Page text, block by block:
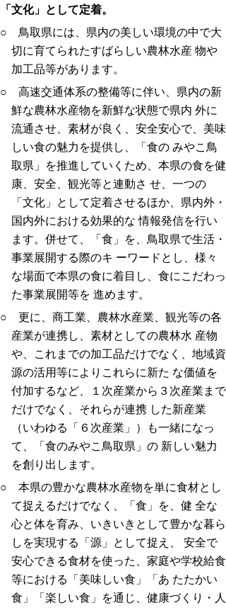
「文化」として定着。
○ 鳥取県には、県内の美しい環境の中で大
切に育てられたすばらしい農林水産 物や
加工品等があります。
○ 高速交通体系の整備等に伴い、県内の新
鮮な農林水産物を新鮮な状態で県内 外に
流通させ、素材が良く、安全安心で、美味
しい食の魅力を提供し、「食の みやこ鳥
取県」を推進していくため、本県の食を健
康、安全、観光等と連動さ せ、一つの
「文化」として定着させるほか、県内外・
国内外における効果的な 情報発信を行い
ます。併せて、「食」を、鳥取県で生活・
事業展開する際のキ ーワードとし、様々
な場面で本県の食に着目し、食にこだわっ
た事業展開等を 進めます。
○ 更に、商工業、農林水産業、観光等の各
産業が連携し、素材としての農林水 産物
や、これまでの加工品だけでなく、地域資
源の活用等によりこれらに新た な価値を
付加するなど、１次産業から３次産業まで
だけでなく、それらが連携 した新産業
（いわゆる「６次産業」）も一緒になっ
て、「食のみやこ鳥取県」の 新しい魅力
を創り出します。
○ 本県の豊かな農林水産物を単に食材とし
て捉えるだけでなく、「食」を、健 全な
心と体を育み、いきいきとして豊かな暮ら
しを実現する「源」として捉え、 安全で
安心できる食材を使った、家庭や学校給食
等における「美味しい食」「あ たたかい
食」「楽しい食」を通じ、健康づくり・人